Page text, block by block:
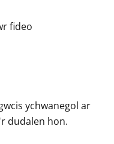
fideo
ychwanegol ar
dudalen hon.